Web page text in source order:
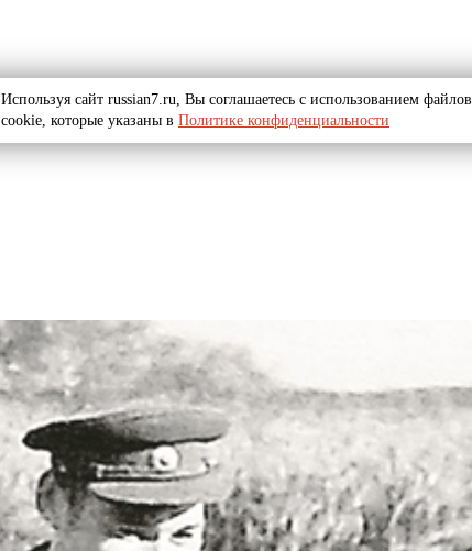
Используя сайт russian7.ru, Вы соглашаетесь с использованием файлов
cookie, которые указаны в Политике конфиденциальности